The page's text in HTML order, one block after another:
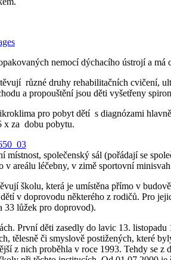
nemocí dýchacího ústrojí a má
různé druhy rehabilitačních cvičení,
a propouštění jsou děti vyšetřeny
pro pobyt dětí s diagnózami
x za dobu pobytu.
společenský sál (pořádají se
v areálu léčebny, v zimě sportovní
školu, která je umístěna přímo v
v doprovodu některého z rodičů. Pro
33 lůžek pro doprovod).
První děti zasedly do lavic 13. listopadu
tělesně či smyslově postižených, které
z nich proběhla v roce 1993. Tehdy se z